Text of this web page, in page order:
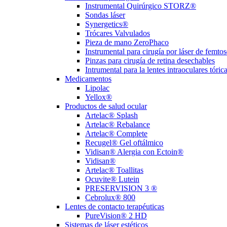
Instrumental Quirúrgico STORZ®
Sondas láser
Synergetics®
Trócares Valvulados
Pieza de mano ZeroPhaco
Instrumental para cirugía por láser de
Pinzas para cirugía de retina desechables
Intrumental para la lentes intraoculares
Medicamentos
Lipolac
Yellox®
Productos de salud ocular
Artelac® Splash
Artelac® Rebalance
Artelac® Complete
Recugel® Gel oftálmico
Vidisan® Alergia con Ectoin®
Vidisan®
Artelac® Toallitas
Ocuvite® Lutein
PRESERVISION 3 ®
Cebrolux® 800
Lentes de contacto terapéuticas
PureVision® 2 HD
Sistemas de láser estéticos